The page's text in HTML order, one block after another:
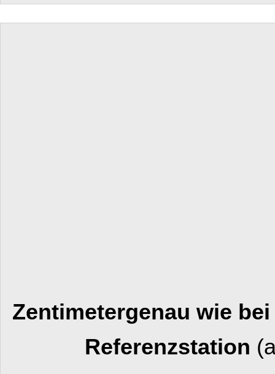
Zentimetergenau wie
Referenzstation